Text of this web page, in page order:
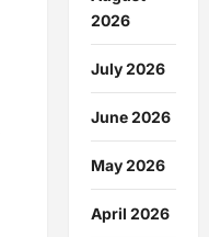
2026
July 2026
June 2026
May 2026
April 2026